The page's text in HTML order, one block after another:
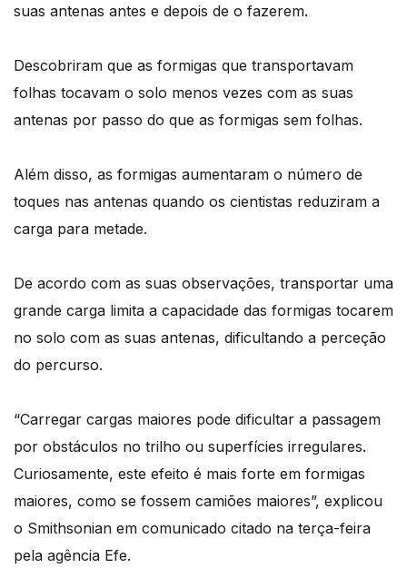
suas antenas antes e depois de o fazerem.
Descobriram que as formigas que transportavam
folhas tocavam o solo menos vezes com as suas
antenas por passo do que as formigas sem folhas.
Além disso, as formigas aumentaram o número de
toques nas antenas quando os cientistas reduziram a
carga para metade.
De acordo com as suas observações, transportar uma
grande carga limita a capacidade das formigas tocarem
no solo com as suas antenas, dificultando a perceção
do percurso.
“Carregar cargas maiores pode dificultar a passagem
por obstáculos no trilho ou superfícies irregulares.
Curiosamente, este efeito é mais forte em formigas
maiores, como se fossem camiões maiores”, explicou
o Smithsonian em comunicado citado na terça-feira
pela agência Efe.